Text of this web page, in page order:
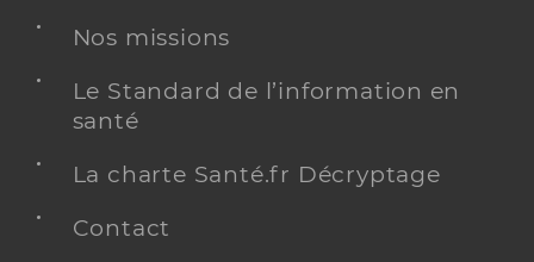
Nos missions
Le Standard de l’information en
santé
La charte Santé.fr Décryptage
Contact